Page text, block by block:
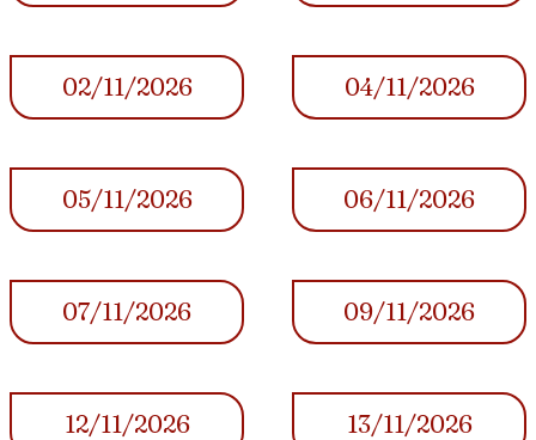
02/11/2026 04/11/2026
05/11/2026 06/11/2026
07/11/2026 09/11/2026
12/11/2026 13/11/2026